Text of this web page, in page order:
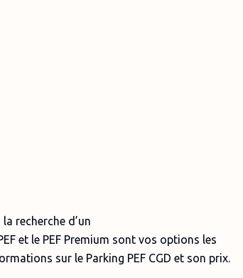
recherche d’un
et le PEF Premium sont vos options les
sur le Parking PEF CGD et son prix.